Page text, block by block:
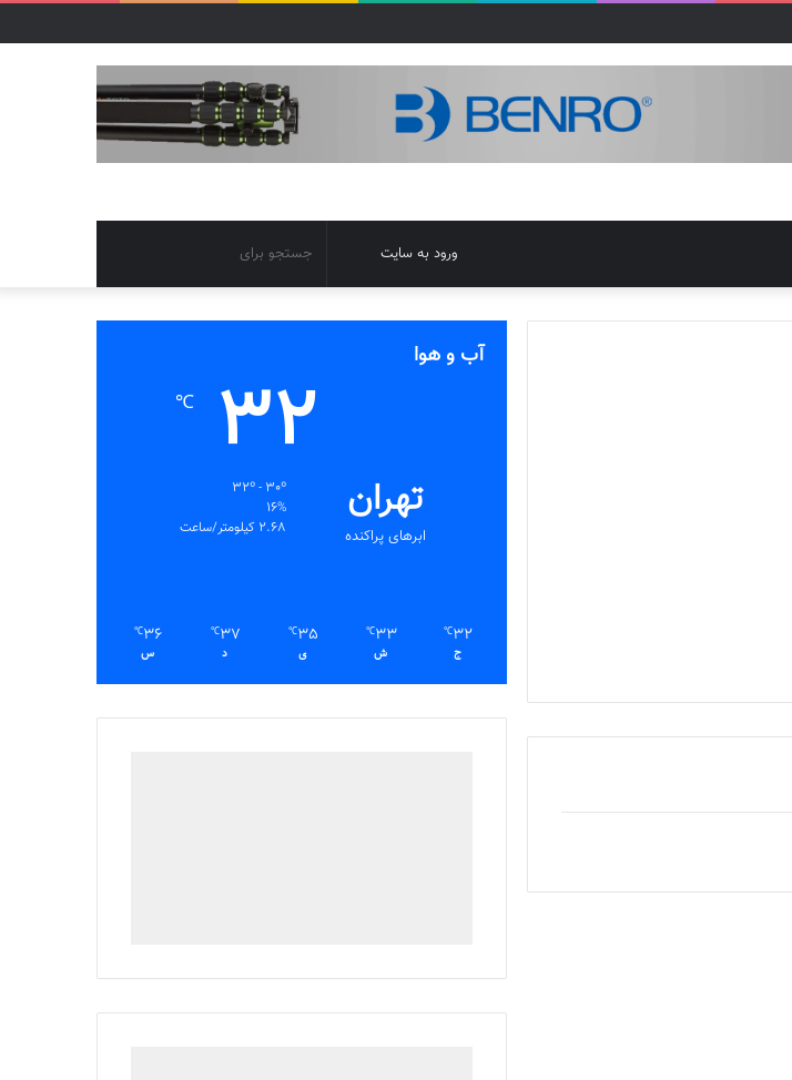
برای
تغییر
پوسته
ورود به سایت
آب و هوا
تهران
ابرهای پراکنده
32
℃
16%
2.68 کیلومتر/ساعت
32
℃
ج
33
℃
ش
35
℃
ی
37
℃
د
36
℃
س